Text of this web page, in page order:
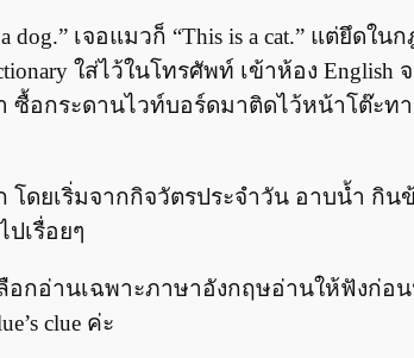
dog.” เจอแมวก็ “This is a cat.” แต่ยึด
ใส่ไว้ในโทรศัพท์ เข้าห้อง
ซื้อกระดานไวท์บอร์ดมาติดไว้หน้าโต๊ะ
ดยเริ่มจากกิจวัตรประจำวัน อาบน้ำ กิน
เรื่อยๆ
กอ่านเฉพาะภาษาอังกฤษอ่านให้ฟังก่
clue ค่ะ